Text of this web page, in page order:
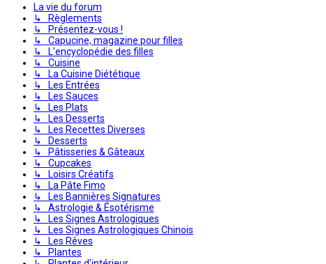
La vie du forum
↳ Règlements
↳ Présentez-vous !
↳ Capucine, magazine pour filles
↳ L'encyclopédie des filles
↳ Cuisine
↳ La Cuisine Diététique
↳ Les Entrées
↳ Les Sauces
↳ Les Plats
↳ Les Desserts
↳ Les Recettes Diverses
↳ Desserts
↳ Pâtisseries & Gâteaux
↳ Cupcakes
↳ Loisirs Créatifs
↳ La Pâte Fimo
↳ Les Bannières Signatures
↳ Astrologie & Ésotérisme
↳ Les Signes Astrologiques
↳ Les Signes Astrologiques Chinois
↳ Les Rêves
↳ Plantes